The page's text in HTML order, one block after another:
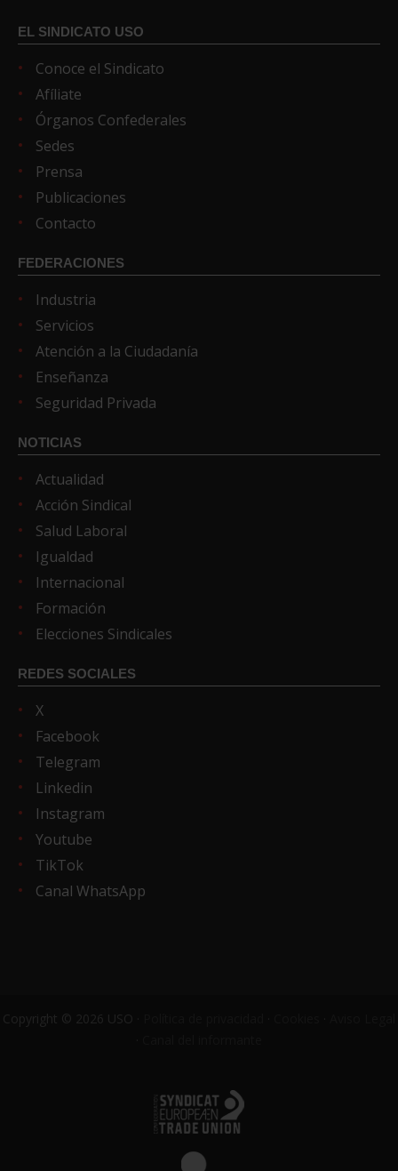
EL SINDICATO USO
Conoce el Sindicato
Afíliate
Órganos Confederales
Sedes
Prensa
Publicaciones
Contacto
FEDERACIONES
Industria
Servicios
Atención a la Ciudadanía
Enseñanza
Seguridad Privada
NOTICIAS
Actualidad
Acción Sindical
Salud Laboral
Igualdad
Internacional
Formación
Elecciones Sindicales
REDES SOCIALES
X
Facebook
Telegram
Linkedin
Instagram
Youtube
TikTok
Canal WhatsApp
Copyright © 2026 USO ·